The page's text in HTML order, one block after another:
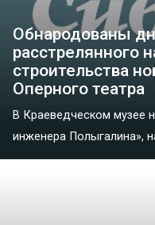
Обнародованы
расстрелянного
строительства
Оперного театра
В Краеведческом музее
инженера Полыгалина»,